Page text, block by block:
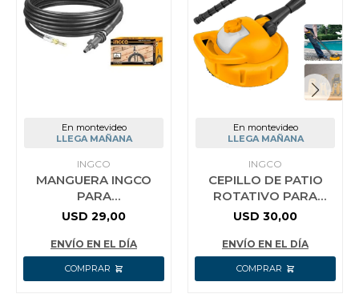
En montevideo
LLEGA MAÑANA
INGCO
MANGUERA INGCO
PARA
HIDROLAVADORA 75M
NEGRO
USD 29,00
ENVÍO EN EL DÍA
En montevideo
LLEGA MAÑANA
INGCO
CEPILLO DE PATIO
ROTATIVO PARA
HIDROLAVADORA
USD 30,00
ENVÍO EN EL DÍA